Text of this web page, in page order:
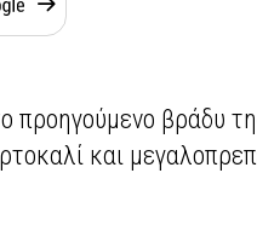
προηγούμενο βράδυ
και